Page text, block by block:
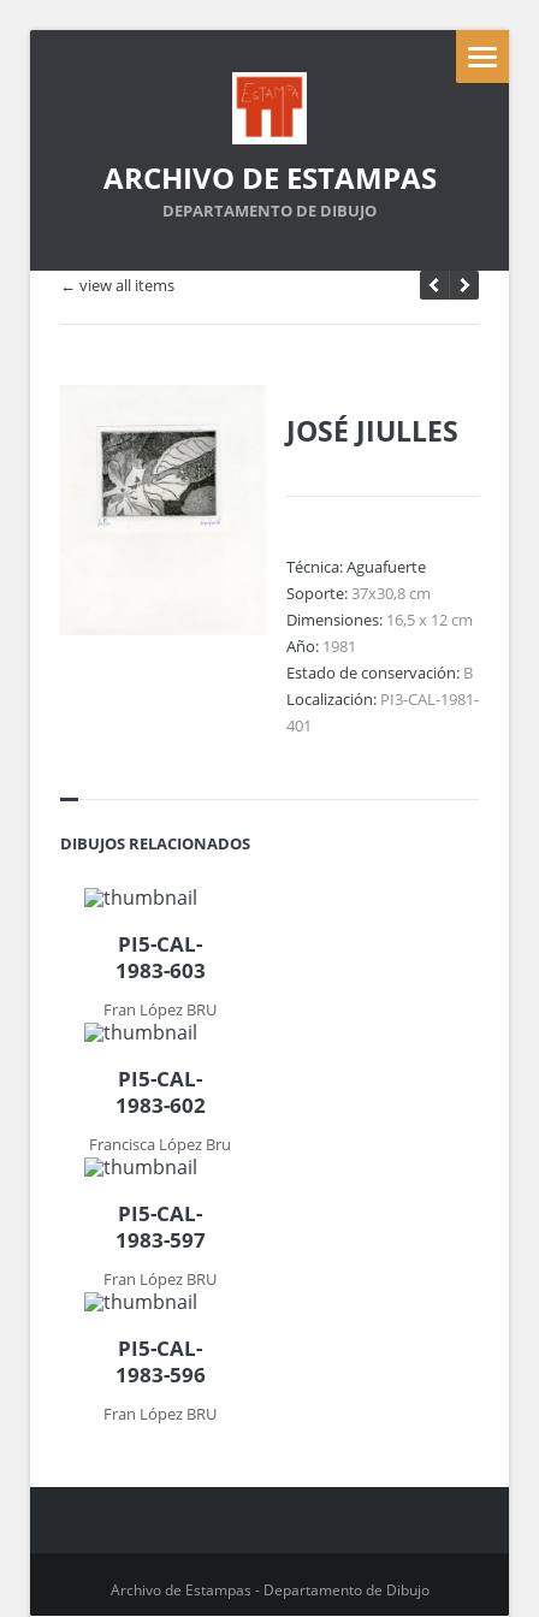
ARCHIVO DE ESTAMPAS
DEPARTAMENTO DE DIBUJO
← view all items
JOSÉ JIULLES
Técnica:Aguafuerte
Soporte:37x30,8 cm
Dimensiones: 16,5 x 12 cm
Año: 1981
Estado de conservación: B
Localización: PI3-CAL-1981-
401
DIBUJOS RELACIONADOS
PI5-CAL-
1983-603
Fran López BRU
PI5-CAL-
1983-602
Francisca López Bru
PI5-CAL-
1983-597
Fran López BRU
PI5-CAL-
1983-596
Fran López BRU
Archivo de Estampas - Departamento de Dibujo